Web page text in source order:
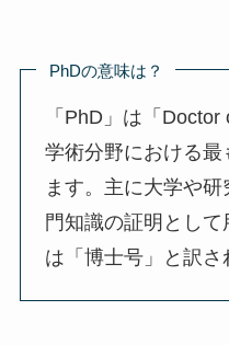
PhDの意味は？
「PhD」は「
学術分野における最
ます。主に大学や
門知識の証明とし
は「博士号」と訳さ